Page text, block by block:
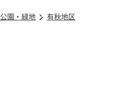
公園・緑地
有秋地区